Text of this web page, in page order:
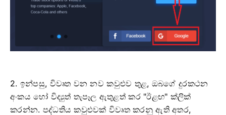
2. ඉන්පසු, විවෘත වන නව කවුළුව තුළ, ඔබගේ දුරකථන
අංකය හෝ විද්‍යුත් තැපෑල ඇතුළත් කර "ඊළඟ" ක්ලික්
කරන්න. පද්ධතිය කවුළුවක් විවෘත කරනු ඇති අතර,